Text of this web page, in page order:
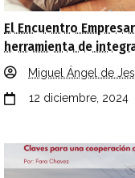
El Encuentro
herramienta de
Miguel Ángel de
12 diciembre, 2024